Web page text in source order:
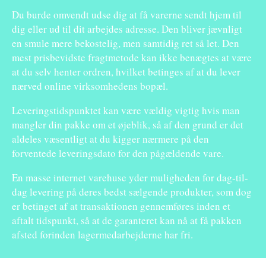
Du burde omvendt udse dig at få varerne sendt hjem til
dig eller ud til dit arbejdes adresse. Den bliver jævnligt
en smule mere bekostelig, men samtidig ret så let. Den
mest prisbevidste fragtmetode kan ikke benægtes at være
at du selv henter ordren, hvilket betinges af at du lever
nærved online virksomhedens bopæl.
Leveringstidspunktet kan være vældig vigtig hvis man
mangler din pakke om et øjeblik, så af den grund er det
aldeles væsentligt at du kigger nærmere på den
forventede leveringsdato for den pågældende vare.
En masse internet varehuse yder muligheden for dag-til-
dag levering på deres bedst sælgende produkter, som dog
er betinget af at transaktionen gennemføres inden et
aftalt tidspunkt, så at de garanteret kan nå at få pakken
afsted forinden lagermedarbejderne har fri.